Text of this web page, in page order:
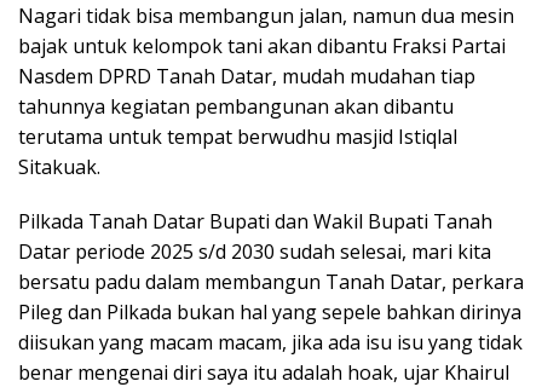
Nagari tidak bisa membangun jalan, namun dua mesin
bajak untuk kelompok tani akan dibantu Fraksi Partai
Nasdem DPRD Tanah Datar, mudah mudahan tiap
tahunnya kegiatan pembangunan akan dibantu
terutama untuk tempat berwudhu masjid Istiqlal
Sitakuak.
Pilkada Tanah Datar Bupati dan Wakil Bupati Tanah
Datar periode 2025 s/d 2030 sudah selesai, mari kita
bersatu padu dalam membangun Tanah Datar, perkara
Pileg dan Pilkada bukan hal yang sepele bahkan dirinya
diisukan yang macam macam, jika ada isu isu yang tidak
benar mengenai diri saya itu adalah hoak, ujar Khairul